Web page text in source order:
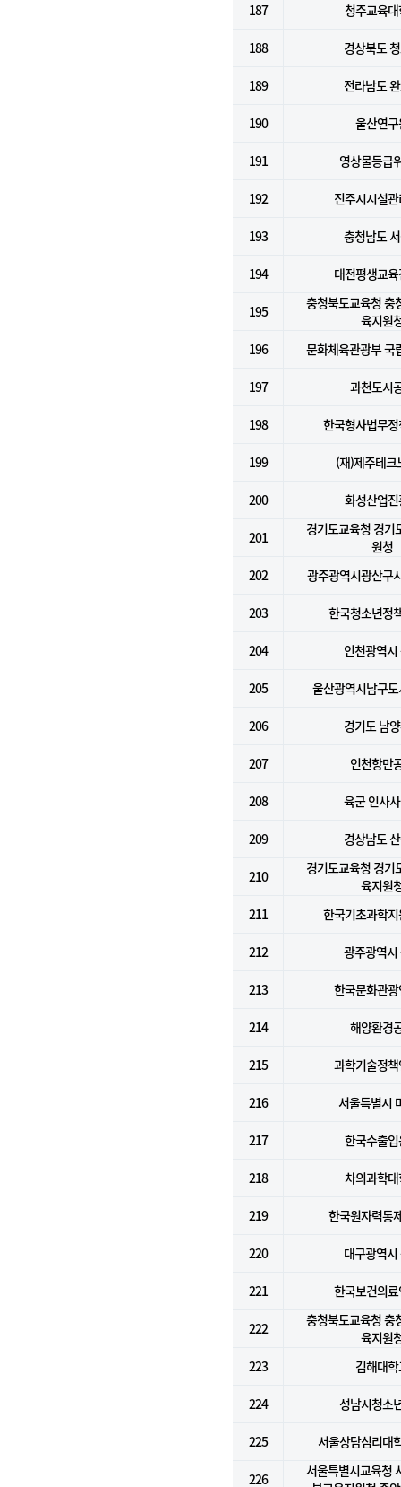
187 청주교육
188 경상북도
189 전라남도
190 울산연
191 영상물등급
192 진주시시설
193 충청남도
194 대전평생교
195
충청북도교육청 충
육지원
196
문화체육관광부 국
197 과천도시
198 한국형사법무
199 (재)제주테크
200 화성산업
201
경기도교육청 경기
원청
202
광주광역시광산구
203 한국청소년정
204 인천광역시
205 울산광역시남구
206 경기도 남
207 인천항만
208 육군 인사
209 경상남도
210
경기도교육청 경기
육지원
211
한국기초과학
212 광주광역시
213 한국문화관
214 해양환경
215 과학기술정
216 서울특별시
217 한국수출
218 차의과학
219 한국원자력통
220 대구광역시
221 한국보건의
222
충청북도교육청 충
육지원
223
김해대
224 성남시청소
225 서울상담심리대
226
서울특별시교육청